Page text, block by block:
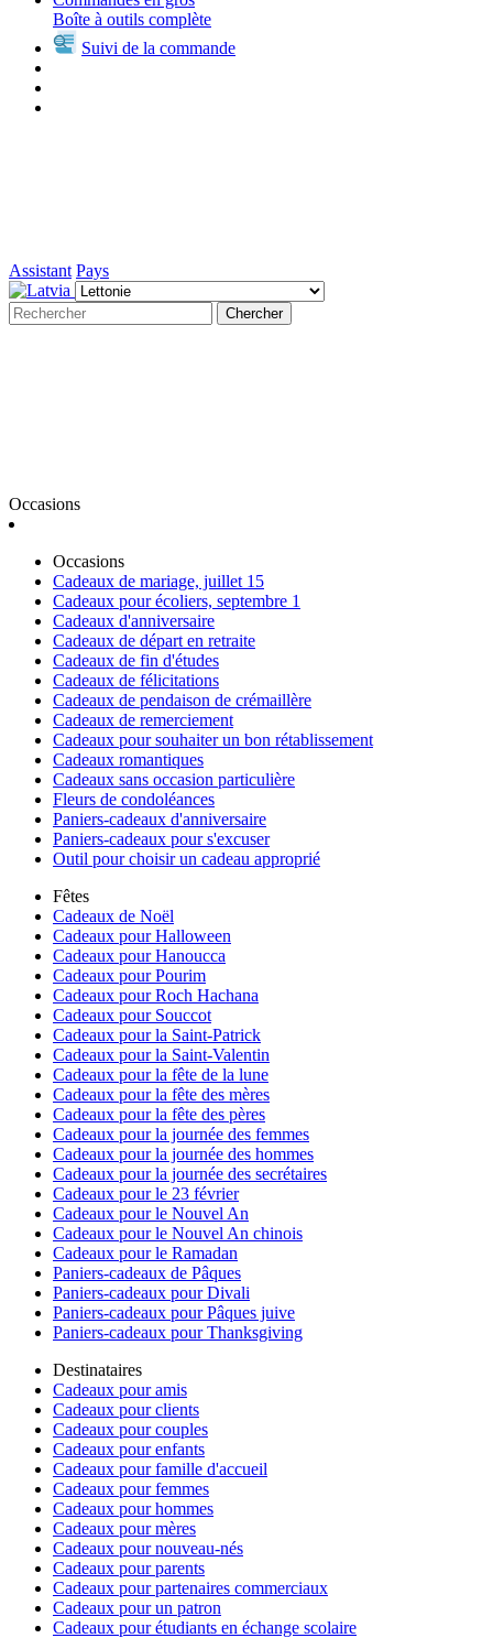
Boîte à outils complète
Suivi de la commande
Assistant Pays
Chercher
Occasions
Occasions
Cadeaux de mariage, juillet 15
Cadeaux pour écoliers, septembre 1
Cadeaux d'anniversaire
Cadeaux de départ en retraite
Cadeaux de fin d'études
Cadeaux de félicitations
Cadeaux de pendaison de crémaillère
Cadeaux de remerciement
Cadeaux pour souhaiter un bon rétablissement
Cadeaux romantiques
Cadeaux sans occasion particulière
Fleurs de condoléances
Paniers-cadeaux d'anniversaire
Paniers-cadeaux pour s'excuser
Outil pour choisir un cadeau approprié
Fêtes
Cadeaux de Noël
Cadeaux pour Halloween
Cadeaux pour Hanoucca
Cadeaux pour Pourim
Cadeaux pour Roch Hachana
Cadeaux pour Souccot
Cadeaux pour la Saint-Patrick
Cadeaux pour la Saint-Valentin
Cadeaux pour la fête de la lune
Cadeaux pour la fête des mères
Cadeaux pour la fête des pères
Cadeaux pour la journée des femmes
Cadeaux pour la journée des hommes
Cadeaux pour la journée des secrétaires
Cadeaux pour le 23 février
Cadeaux pour le Nouvel An
Cadeaux pour le Nouvel An chinois
Cadeaux pour le Ramadan
Paniers-cadeaux de Pâques
Paniers-cadeaux pour Divali
Paniers-cadeaux pour Pâques juive
Paniers-cadeaux pour Thanksgiving
Destinataires
Cadeaux pour amis
Cadeaux pour clients
Cadeaux pour couples
Cadeaux pour enfants
Cadeaux pour famille d'accueil
Cadeaux pour femmes
Cadeaux pour hommes
Cadeaux pour mères
Cadeaux pour nouveau-nés
Cadeaux pour parents
Cadeaux pour partenaires commerciaux
Cadeaux pour un patron
Cadeaux pour étudiants en échange scolaire